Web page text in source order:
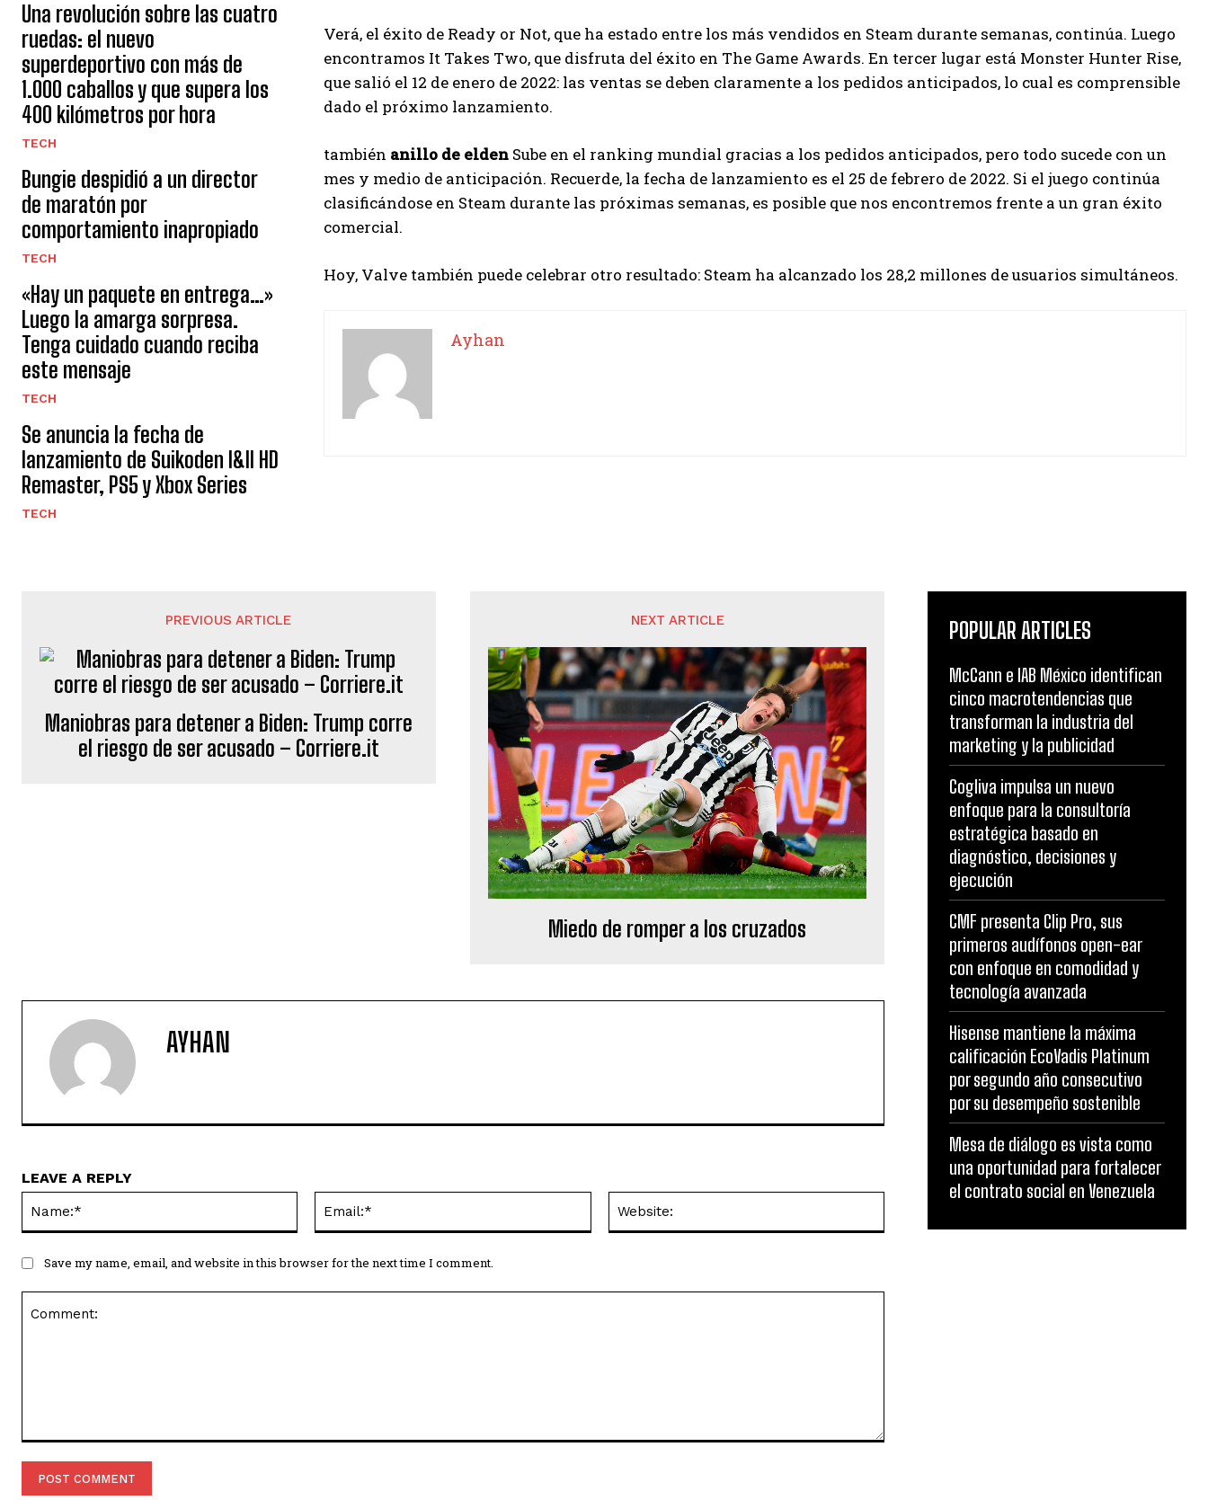
Una revolución sobre las cuatro
ruedas: el nuevo
superdeportivo con más de
1.000 caballos y que supera los
400 kilómetros por hora
TECH
Bungie despidió a un director
de maratón por
comportamiento inapropiado
TECH
«Hay un paquete en entrega…»
Luego la amarga sorpresa.
Tenga cuidado cuando reciba
este mensaje
TECH
Se anuncia la fecha de
lanzamiento de Suikoden I&II HD
Remaster, PS5 y Xbox Series
TECH
Verá, el éxito de Ready or Not, que ha estado entre los más vendidos en Steam durante semanas, continúa. Luego
encontramos It Takes Two, que disfruta del éxito en The Game Awards. En tercer lugar está Monster Hunter Rise,
que salió el 12 de enero de 2022: las ventas se deben claramente a los pedidos anticipados, lo cual es comprensible
dado el próximo lanzamiento.
también anillo de elden Sube en el ranking mundial gracias a los pedidos anticipados, pero todo sucede con un
mes y medio de anticipación. Recuerde, la fecha de lanzamiento es el 25 de febrero de 2022. Si el juego continúa
clasificándose en Steam durante las próximas semanas, es posible que nos encontremos frente a un gran éxito
comercial.
Hoy, Valve también puede celebrar otro resultado: Steam ha alcanzado los 28,2 millones de usuarios simultáneos.
Ayhan
PREVIOUS ARTICLE
Maniobras para detener a Biden: Trump corre
el riesgo de ser acusado – Corriere.it
NEXT ARTICLE
Miedo de romper a los cruzados
AYHAN
LEAVE A REPLY
Save my name, email, and website in this browser for the next time I comment.
POPULAR ARTICLES
McCann e IAB México identifican
cinco macrotendencias que
transforman la industria del
marketing y la publicidad
Cogliva impulsa un nuevo
enfoque para la consultoría
estratégica basado en
diagnóstico, decisiones y
ejecución
CMF presenta Clip Pro, sus
primeros audífonos open-ear
con enfoque en comodidad y
tecnología avanzada
Hisense mantiene la máxima
calificación EcoVadis Platinum
por segundo año consecutivo
por su desempeño sostenible
Mesa de diálogo es vista como
una oportunidad para fortalecer
el contrato social en Venezuela